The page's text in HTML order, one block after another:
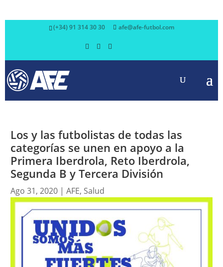
(+34) 91 314 30 30 afe@afe-futbol.com
Los y las futbolistas de todas las
categorías se unen en apoyo a la
Primera Iberdrola, Reto Iberdrola,
Segunda B y Tercera División
Ago 31, 2020| AFE, Salud